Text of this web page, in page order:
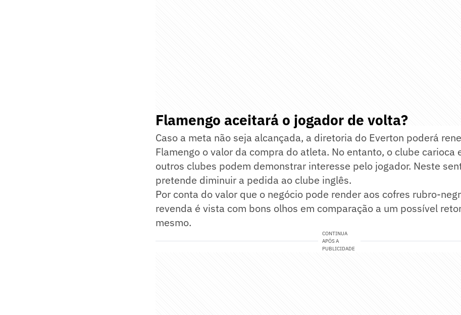
Flamengo aceitará o jogador de volta?
Caso a meta não seja alcançada, a diretoria do Everton poderá
Flamengo o valor da compra do atleta. No entanto, o clube carioca
outros clubes podem demonstrar interesse pelo jogador. Neste
pretende diminuir a pedida ao clube inglês.
Por conta do valor que o negócio pode render aos cofres rubro-
revenda é vista com bons olhos em comparação a um possível
mesmo.
CONTINUA
APÓS A
PUBLICIDADE